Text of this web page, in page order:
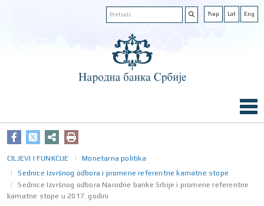
Ћир Lat Eng
CILJEVI I FUNKCIJE
Monetarna politika
Sednice Izvršnog odbora i promene referentne kamatne stope
Sednice Izvršnog odbora Narodne banke Srbije i promene referentne
kamatne stope u 2017. godini